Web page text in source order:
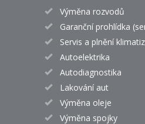
Výměna rozvodů
Garanční prohlídka
Servis a plnění
Autoelektrika
Autodiagnostika
Lakování aut
Výměna oleje
Výměna spojky